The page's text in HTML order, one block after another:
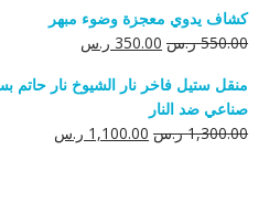
هو:
680.00 ر.س.
هو:
500.00 ر.س.
كشاف يدوي معجزة وضوء مبهر
550.00 ر.س السعر
هو:
550.00 ر.س.
350.00 ر.سالسعر
هو:
منقل ستيل فاخر نار الشيوخ نار
صناعي ضد النار
1,300.00 ر.س السعر
1,100.00 ر.سالسعر